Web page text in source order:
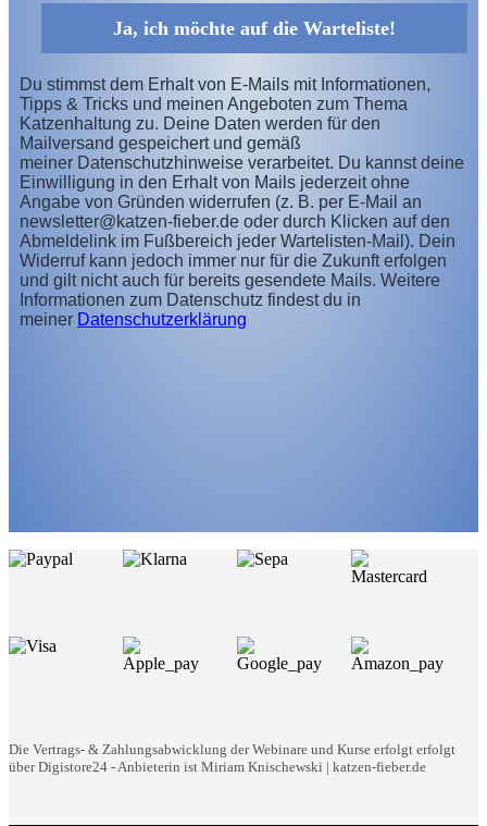
Die Vertrags- & Zahlungsabwicklung der Webinare und Kurse erfolgt erfolgt
über Digistore24 - Anbieterin ist Miriam Knischewski | katzen-fieber.de